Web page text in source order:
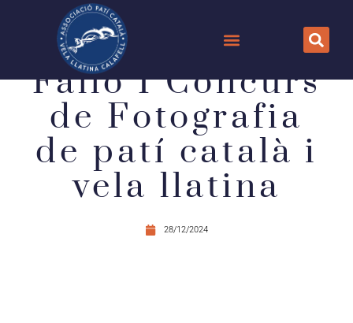
Fallo I Concurs
de Fotografia
de patí català i
vela llatina
28/12/2024